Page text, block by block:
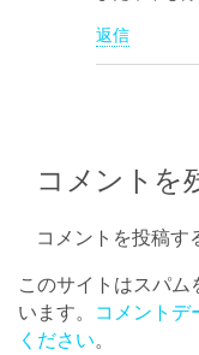
返信
コメントを
コメントを投稿す
このサイトはスパ
います。 コメントデ
ください。